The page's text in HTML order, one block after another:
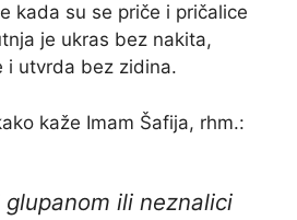
kada su se priče i pričalice
je ukras bez nakita,
i utvrda bez zidina.
kaže Imam Šafija, rhm.:
ili neznalici